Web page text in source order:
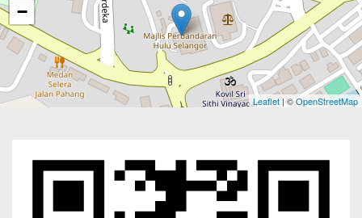
−
Leaflet | ©OpenStreetMap